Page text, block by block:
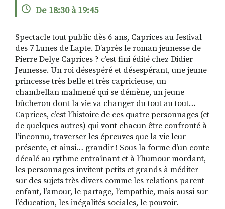
ROSÉE DE MAI
RECHERCHER
S'ABONNER
S'INSCRIRE À LA NEWSLETTER
FACEBOOKINSTAGRAMLINKEDINYOUTUBE
De 18:30 à 19:45
Spectacle tout public dès 6 ans, Caprices au festival
des 7 Lunes de Lapte. D’après le roman jeunesse de
Pierre Delye Caprices ? c’est fini édité chez Didier
Jeunesse. Un roi désespéré et désespérant, une jeune
princesse très belle et très capricieuse, un
chambellan malmené qui se démène, un jeune
bûcheron dont la vie va changer du tout au tout…
Caprices, c’est l’histoire de ces quatre personnages (et
de quelques autres) qui vont chacun être confronté à
l’inconnu, traverser les épreuves que la vie leur
présente, et ainsi… grandir ! Sous la forme d’un conte
décalé au rythme entraînant et à l’humour mordant,
les personnages invitent petits et grands à méditer
sur des sujets très divers comme les relations parent-
enfant, l’amour, le partage, l’empathie, mais aussi sur
l’éducation, les inégalités sociales, le pouvoir.